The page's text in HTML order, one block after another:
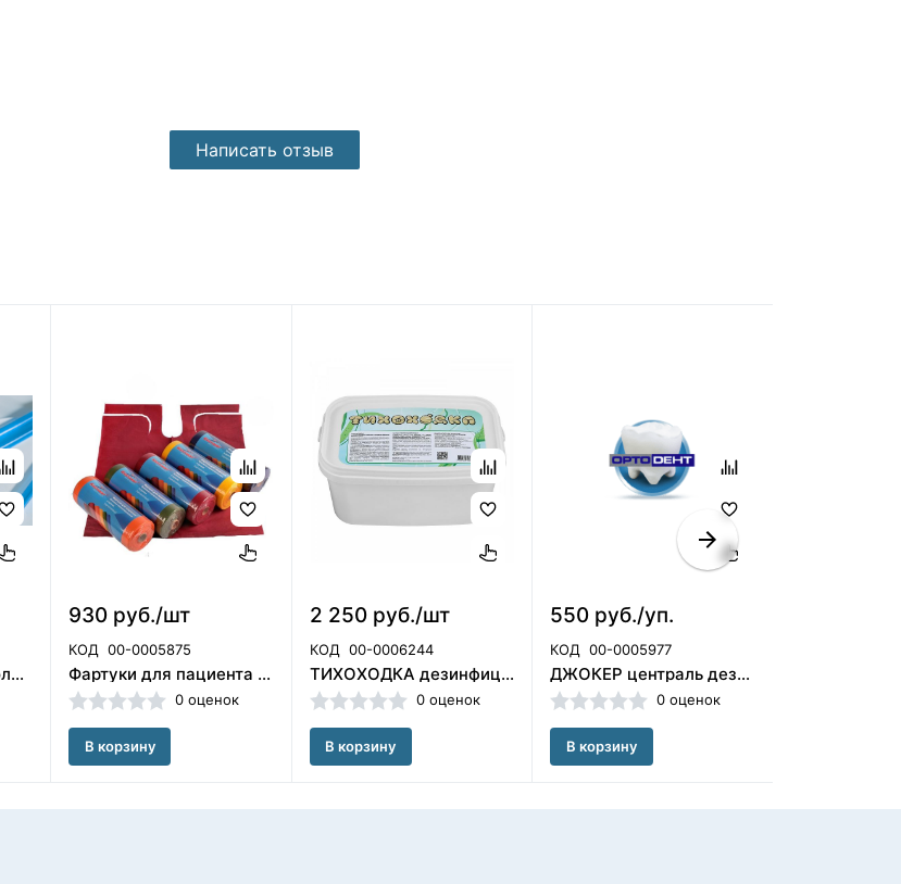
Написать отзыв
Слюноотсос стоматологический одноразовый со съемным наконечником 100шт, TREVITA, Беларусь
930 руб./шт
КОД 00-0005875
Фартуки для пациента бумажно-полиэтиленовые в рулоне 80 шт.Цвет:Бордо ООО «Кристи» (Россия)
0 оценок
В корзину
2 250 руб./шт
КОД 00-0006244
ТИХОХОДКА дезинфицирующее средство с моющим эффектом 40шт (НДС20%)/ЧЕСТНЫЙ ЗНАК
0 оценок
В корзину
550 руб./уп.
КОД 00-0005977
ДЖОКЕР централь дезинфицирующие салфетки ( 120 шт) /ЧЕСТНЫЙ ЗНАК/ОСУ
0 оценок
В корзину